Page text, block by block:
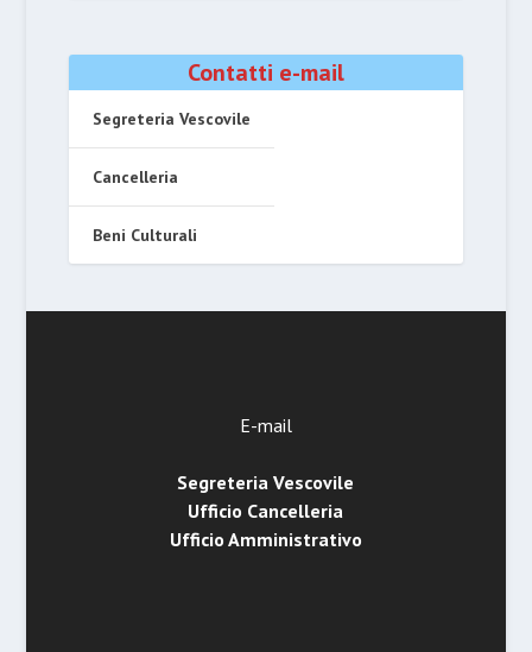
Contatti e-mail
Segreteria Vescovile
Cancelleria
Beni Culturali
E-mail
Segreteria Vescovile
Ufficio Cancelleria
Ufficio Amministrativo